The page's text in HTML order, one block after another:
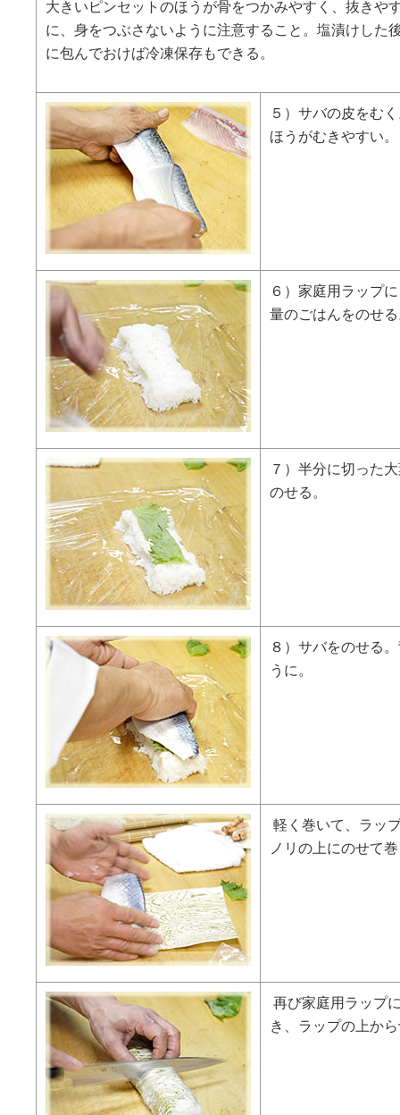
大きいピンセットのほうが骨をつかみやすく、抜きや
に、身をつぶさないように注意すること。塩漬けした
に包んでおけば冷凍保存もできる。
５）サバの皮をむ
ほうがむきやすい。
６）家庭用ラップ
量のごはんをのせ
７）半分に切った
のせる。
８）サバをのせる
うに。
軽く巻いて、ラッ
ノリの上にのせて
再び家庭用ラップ
き、ラップの上か